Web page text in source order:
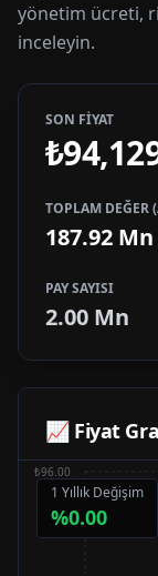
yönetim ücreti,
inceleyin.
SON FİYAT
TOPLAM DEĞER
187.92 Mn
PAY SAYISI
2.00 Mn
📈 Fiyat
1 Yıllık Değişim
%0.00
₺96.00